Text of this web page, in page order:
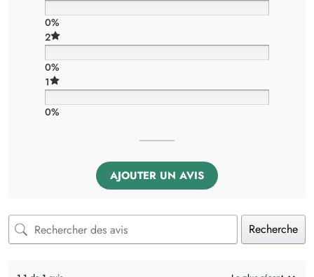
0%
2
0%
1
0%
AJOUTER UN AVIS
Recherche